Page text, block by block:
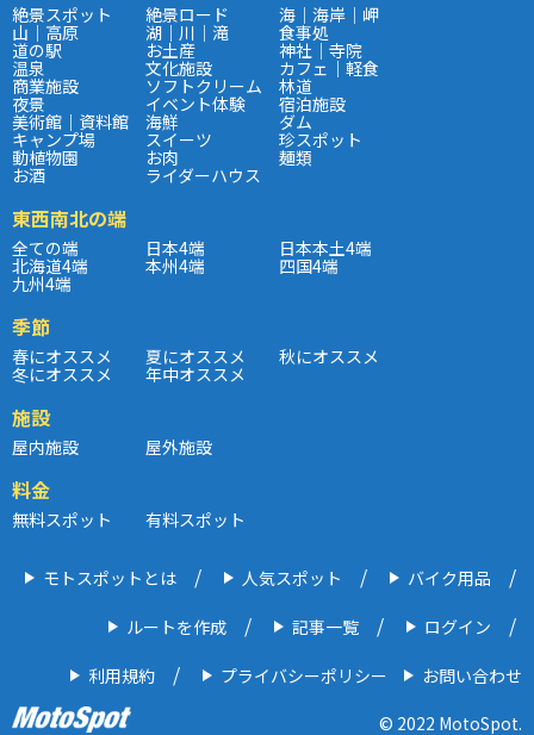
絶景スポット 絶景ロード 海｜海岸｜岬
山｜高原 湖｜川｜滝 食事処
道の駅 お土産 神社｜寺院
温泉 文化施設 カフェ｜軽食
商業施設 ソフトクリーム 林道
夜景 イベント体験 宿泊施設
美術館｜資料館 海鮮 ダム
キャンプ場 スイーツ 珍スポット
動植物園 お肉 麺類
お酒 ライダーハウス
東西南北の端
全ての端 日本4端 日本本土4端
北海道4端 本州4端 四国4端
九州4端
季節
春にオススメ 夏にオススメ 秋にオススメ
冬にオススメ 年中オススメ
施設
屋内施設 屋外施設
料金
無料スポット 有料スポット
モトスポットとは 人気スポット バイク用品
ルートを作成 記事一覧 ログイン
利用規約 プライバシーポリシー
お問い合わせ
© 2022 MotoSpot.